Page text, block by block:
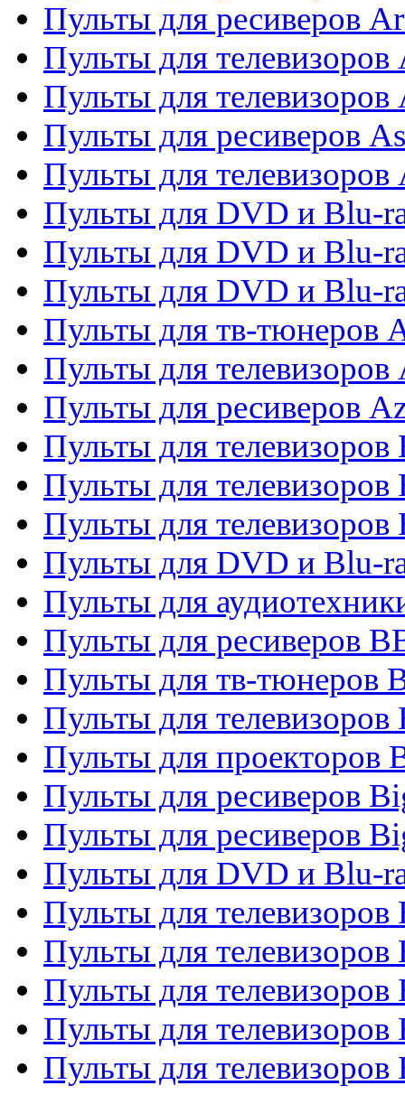
Пульты для ресиверов
Пульты для
Пульты для телевизоров
Пульты для ресиверов
Пульты для телевизоров
Пульты для DVD и Blu-
Пульты для DVD и Blu-
Пульты для DVD и Blu-
Пульты для тв-тюнеров
Пульты для телевизоров
Пульты для ресиверов
Пульты для
Пульты для
Пульты для
Пульты для DVD и Blu-
Пульты для
Пульты для ресиверов
Пульты для тв-тюнеров
Пульты для телевизоров
Пульты для проекторов
Пульты для ресиверов
Пульты для ресиверов
Пульты для DVD и Blu-
Пульты для телевизоров
Пульты для телевизоров
Пульты для телевизоров
Пульты для телевизоров
Пульты для телевизоров